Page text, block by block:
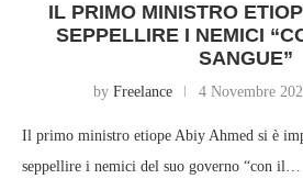
IL PRIMO MINISTRO
SEPPELLIRE I NEMICI
SANGUE”
by Freelance 4 Novembre
Il primo ministro etiope Abiy Ahmed si è
seppellire i nemici del suo governo “con il…